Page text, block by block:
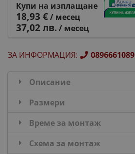
Купи на изплащане
18,93 €/ месец
37,02 лв./ месец
ЗА ИНФОРМАЦИЯ: 0896661089
Описание
Размери
Време за монтаж
Схема за монтаж